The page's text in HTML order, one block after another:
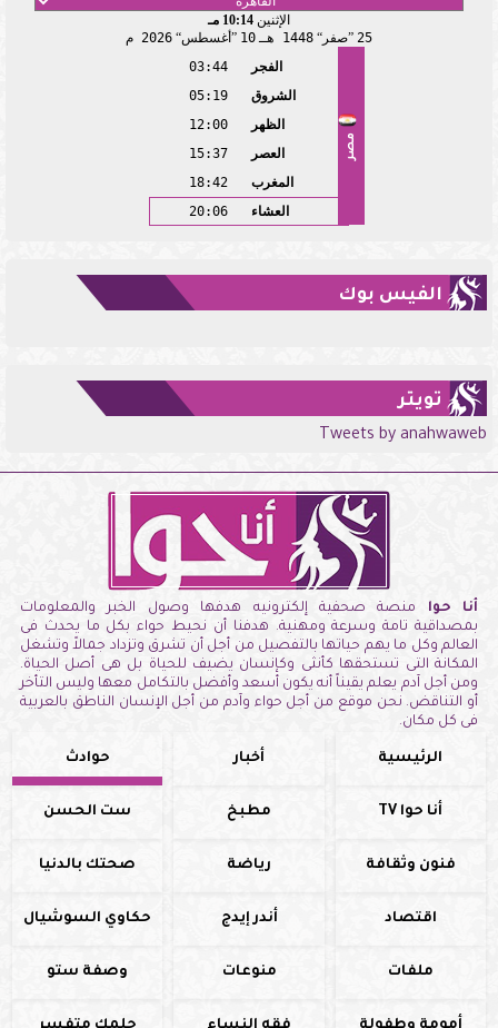
الإثنين 10:14 مـ
25 صفر 1448 هـ 10 أغسطس 2026 م
مصر
الفجر
03:44
الشروق
05:19
الظهر
12:00
العصر
15:37
المغرب
18:42
العشاء
20:06
الفيس بوك
تويتر
Tweets by anahwaweb
أنا حوا منصة صحفية إلكترونيه هدفها وصول الخبر والمعلومات
بمصداقية تامة وسرعة ومهنية. هدفنا أن نحيط حواء بكل ما يحدث فى
العالم وكل ما يهم حياتها بالتفصيل من أجل أن تشرق وتزداد جمالاً وتشغل
المكانة التى تستحقها كأنثى وكإنسان يضيف للحياة بل هى أصل الحياة.
ومن أجل آدم يعلم يقيناً أنه يكون أسعد وأفضل بالتكامل معها وليس التأخر
أو التناقض. نحن موقع من أجل حواء وآدم من أجل الإنسان الناطق بالعربية
فى كل مكان.
الرئيسية أخبار حوادث
أنا حوا TV مطبخ ست الحسن
فنون وثقافة رياضة صحتك بالدنيا
اقتصاد أندر إيدج حكاوي السوشيال
ملفات منوعات وصفة ستو